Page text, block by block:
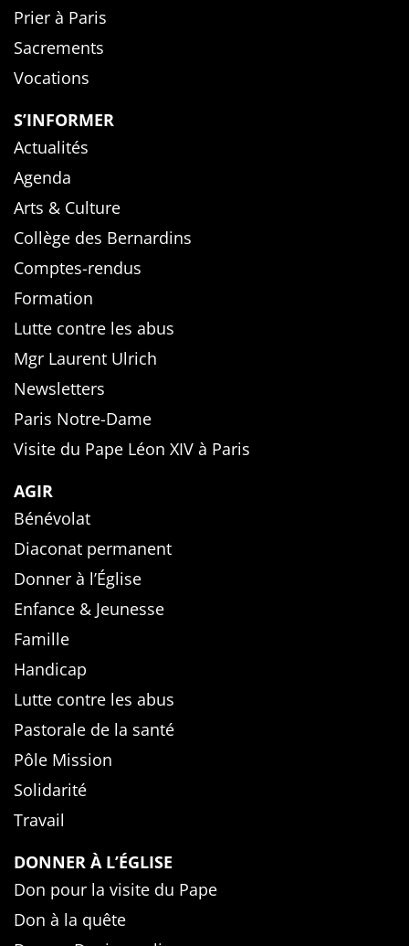
Prier à Paris
Sacrements
Vocations
S’INFORMER
Actualités
Agenda
Arts & Culture
Collège des Bernardins
Comptes-rendus
Formation
Lutte contre les abus
Mgr Laurent Ulrich
Newsletters
Paris Notre-Dame
Visite du Pape Léon XIV à Paris
AGIR
Bénévolat
Diaconat permanent
Donner à l’Église
Enfance & Jeunesse
Famille
Handicap
Lutte contre les abus
Pastorale de la santé
Pôle Mission
Solidarité
Travail
DONNER À L’ÉGLISE
Don pour la visite du Pape
Don à la quête